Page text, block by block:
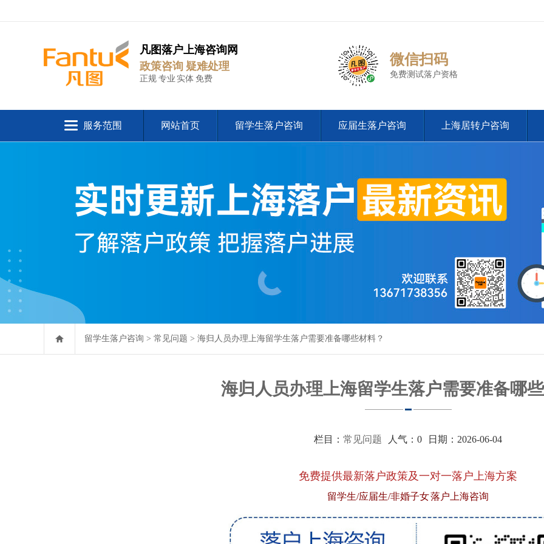
凡图落户上海咨询网
政策咨询 疑难处理
正规 专业 实体 免费
微信扫码
免费测试落户资格
服务范围 网站首页 留学生落户咨询 应届生落户咨询 上海居转户咨询
留学生落户咨询 > 常见问题 > 海归人员办理上海留学生落户需要准备哪些材料？
海归人员办理上海留学生落户需要准备哪
栏目： 常见问题 人气： 0 日期：2026-06-04
免费提供最新落户政策及一对一落户上海方案
留学生/应届生/非婚子女 落户上海咨询